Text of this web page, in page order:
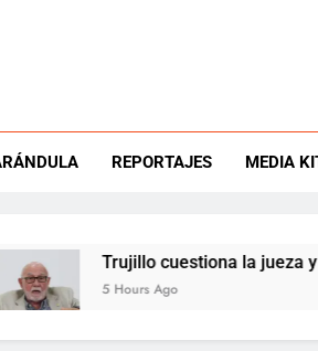
REPORTAJES MEDIA
Trujillo cuestiona la jueza y defiende
5 Hours Ago